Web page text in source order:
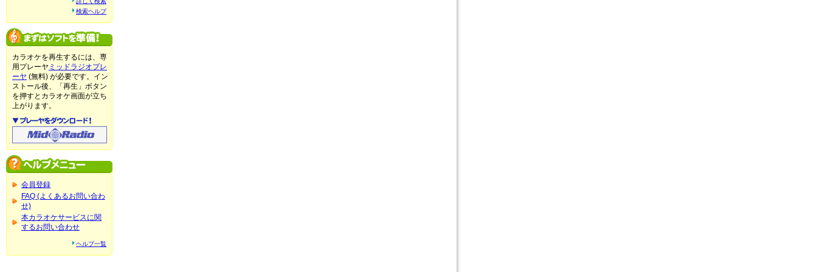
検索ヘルプ
カラオケを再生するには、専
用プレーヤ ミッドラジオプレ
ーヤ (無料) が必要です。イン
ストール後、「再生」ボタン
を押すとカラオケ画面が立ち
上がります。
会員登録
FAQ (よくあるお問い合わ
せ)
本カラオケサービスに関
するお問い合わせ
ヘルプ一覧